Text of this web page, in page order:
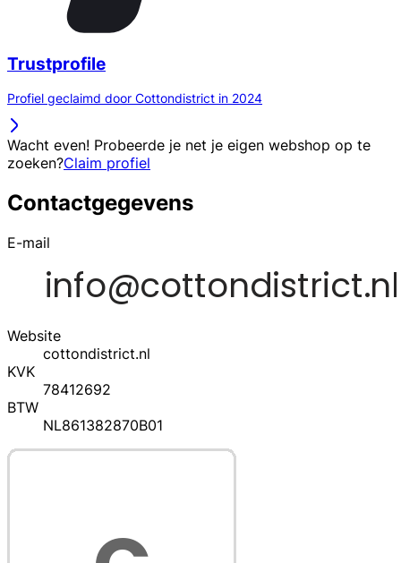
Trustprofile
Profiel geclaimd door Cottondistrict in 2024
Wacht even! Probeerde je net je eigen webshop op te
zoeken?Claim profiel
Contactgegevens
E-mail
Website
cottondistrict.nl
KVK
78412692
BTW
NL861382870B01